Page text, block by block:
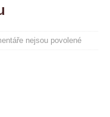
nejsou povolené